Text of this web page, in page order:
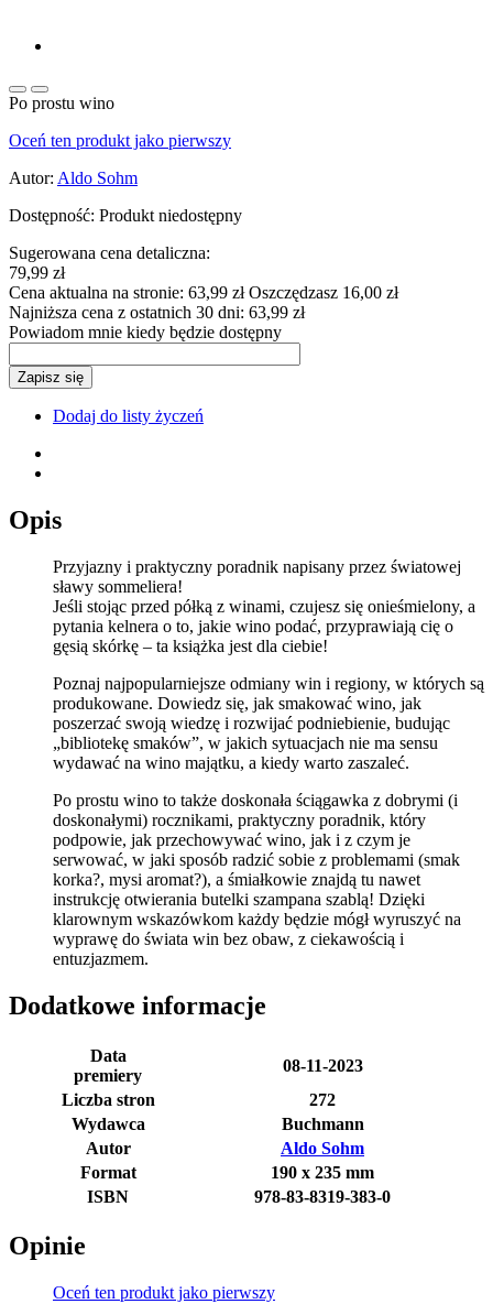
Po prostu wino
Oceń ten produkt jako pierwszy
Autor: Aldo Sohm
Dostępność: Produkt niedostępny
Sugerowana cena detaliczna:
79,99 zł
Cena aktualna na stronie: 63,99 złOszczędzasz 16,00 zł
Najniższa cena z ostatnich 30 dni: 63,99 zł
Powiadom mnie kiedy będzie dostępny
Zapisz się
Dodaj do listy życzeń
Opis
Przyjazny i praktyczny poradnik napisany przez światowej
sławy sommeliera!
Jeśli stojąc przed półką z winami, czujesz się onieśmielony, a
pytania kelnera o to, jakie wino podać, przyprawiają cię o
gęsią skórkę – ta książka jest dla ciebie!
Poznaj najpopularniejsze odmiany win i regiony, w których są
produkowane. Dowiedz się, jak smakować wino, jak
poszerzać swoją wiedzę i rozwijać podniebienie, budując
„bibliotekę smaków”, w jakich sytuacjach nie ma sensu
wydawać na wino majątku, a kiedy warto zaszaleć.
Po prostu wino to także doskonała ściągawka z dobrymi (i
doskonałymi) rocznikami, praktyczny poradnik, który
podpowie, jak przechowywać wino, jak i z czym je
serwować, w jaki sposób radzić sobie z problemami (smak
korka?, mysi aromat?), a śmiałkowie znajdą tu nawet
instrukcję otwierania butelki szampana szablą! Dzięki
klarownym wskazówkom każdy będzie mógł wyruszyć na
wyprawę do świata win bez obaw, z ciekawością i
entuzjazmem.
Dodatkowe informacje
Data
premiery
08-11-2023
Liczba stron
272
Wydawca
Buchmann
Autor
Aldo Sohm
Format
190 x 235 mm
ISBN
978-83-8319-383-0
Opinie
Oceń ten produkt jako pierwszy